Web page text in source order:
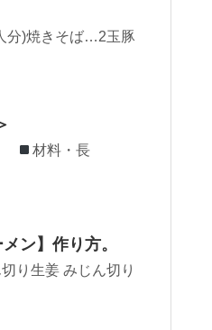
分)焼きそば…2玉豚
材料・長
ン】作り方。
り生姜 みじん切り